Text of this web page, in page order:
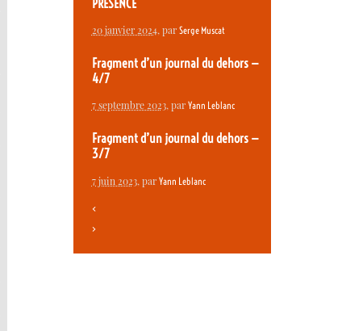
PRÉSENCE
20 janvier 2024, par Serge Muscat
Fragment d’un journal du dehors —
4/7
7 septembre 2023, par Yann Leblanc
Fragment d’un journal du dehors —
3/7
7 juin 2023, par Yann Leblanc
<
>